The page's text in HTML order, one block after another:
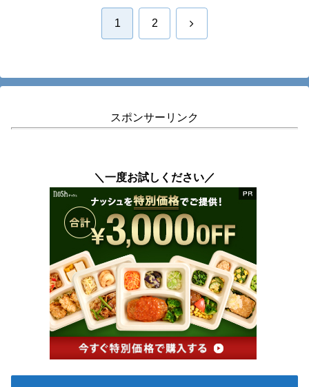
1 2 次
スポンサーリンク
＼一度お試しください／